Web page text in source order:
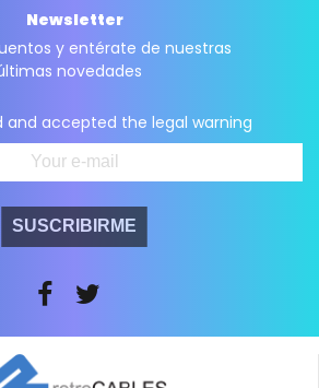
Newsletter
y entérate de nuestras
novedades
and accepted the legal warning
SUSCRIBIRME